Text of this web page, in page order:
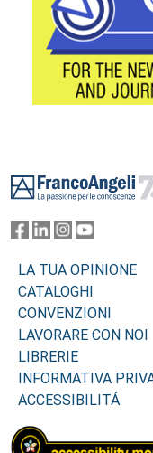
LA TUA OPINIONE
CATALOGHI
CONVENZIONI
LAVORARE CON NOI
LIBRERIE
INFORMATIVA
ACCESSIBILITÁ